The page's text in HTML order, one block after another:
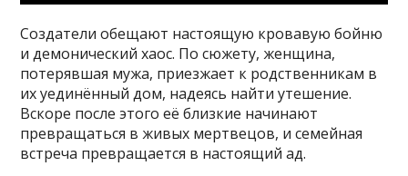
Создатели обещают настоящую кровавую бойню
и демонический хаос. По сюжету, женщина,
потерявшая мужа, приезжает к родственникам в
их уединённый дом, надеясь найти утешение.
Вскоре после этого её близкие начинают
превращаться в живых мертвецов, и семейная
встреча превращается в настоящий ад.